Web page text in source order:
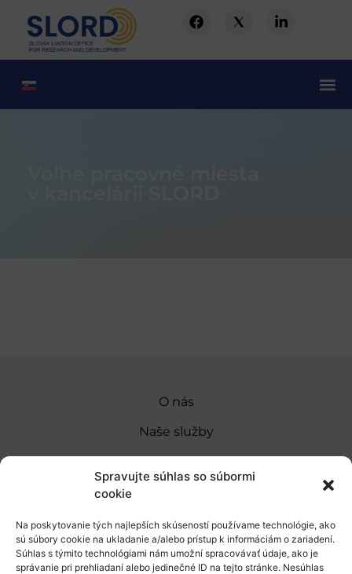
Spravujte súhlas so súbormi
cookie
Na poskytovanie tých najlepších skúseností používame technológie, ako
sú súbory cookie na ukladanie a/alebo prístup k informáciám o zariadení.
Súhlas s týmito technológiami nám umožní spracovávať údaje, ako je
správanie pri prehliadaní alebo jedinečné ID na tejto stránke. Nesúhlas
O nás
Naše služby
Stáže a pobyty
Novinky
Ochrana osobných údajov